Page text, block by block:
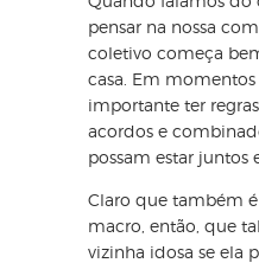
pensar na nossa
coletivo começa
casa. Em
importante ter
acordos e
possam estar juntos
Claro que também
macro, então, que
vizinha idosa se ela